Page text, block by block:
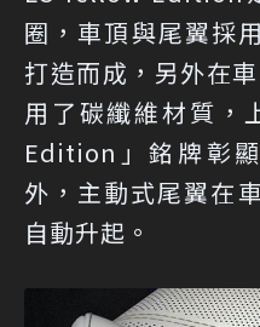
圈，車頂與尾翼採
打造而成，另外在
用了碳纖維材質，
Edition」銘牌彰
外，主動式尾翼在
自動升起。